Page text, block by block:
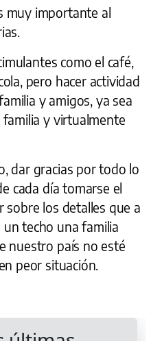
muy importante al
como el café,
pero hacer actividad
y amigos, ya sea
familia y virtualmente
dar gracias por todo lo
cada día tomarse el
los detalles que a
techo una familia
nuestro país no esté
peor situación.